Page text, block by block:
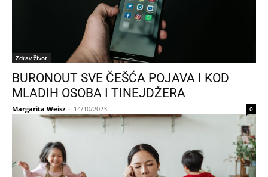
Zdrav život
BURONOUT SVE ČEŠĆA POJAVA I KOD
MLADIH OSOBA I TINEJDŽERA
Margarita Weisz - 14/10/2023 0